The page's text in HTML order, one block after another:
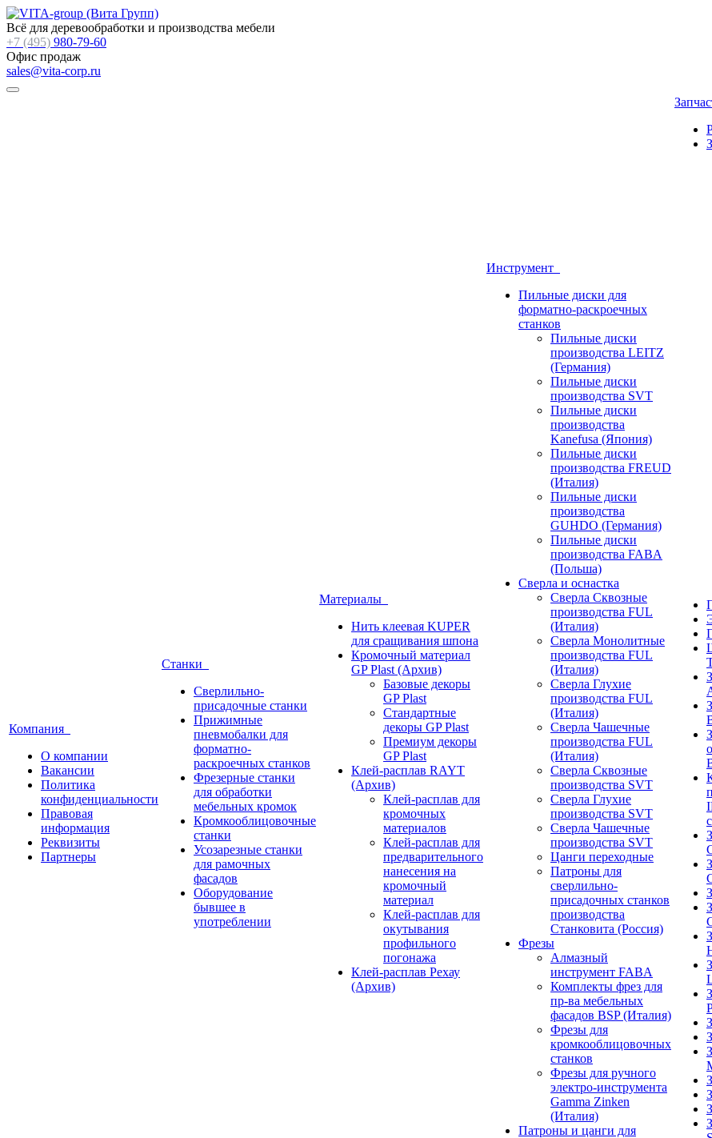
Всё для деревообработки и производства мебели
+7 (495) 980-79-60
Офис продаж
sales@vita-corp.ru
Компания
О компании
Вакансии
Политика
конфиденциальности
Правовая
информация
Реквизиты
Партнеры
Станки
Сверлильно-
присадочные станки
Прижимные
пневмобалки для
форматно-
раскроечных станков
Фрезерные станки
для обработки
мебельных кромок
Кромкооблицовочные
станки
Усозарезные станки
для рамочных
фасадов
Оборудование
бывшее в
употреблении
Материалы
Нить клеевая KUPER
для сращивания шпона
Кромочный материал
GP Plast (Архив)
Базовые декоры
GP Plast
Стандартные
декоры GP Plast
Премиум декоры
GP Plast
Клей-расплав RAYT
(Архив)
Клей-расплав для
кромочных
материалов
Клей-расплав для
предварительного
нанесения на
кромочный
материал
Клей-расплав для
окутывания
профильного
погонажа
Клей-расплав Рехау
(Архив)
Инструмент
Пильные диски для
форматно-раскроечных
станков
Пильные диски
производства LEITZ
(Германия)
Пильные диски
производства SVT
Пильные диски
производства
Kanefusa (Япония)
Пильные диски
производства FREUD
(Италия)
Пильные диски
производства
GUHDO (Германия)
Пильные диски
производства FABA
(Польша)
Сверла и оснастка
Сверла Сквозные
производства FUL
(Италия)
Сверла Монолитные
производства FUL
(Италия)
Сверла Глухие
производства FUL
(Италия)
Сверла Чашечные
производства FUL
(Италия)
Сверла Сквозные
производства SVT
Сверла Глухие
производства SVT
Сверла Чашечные
производства SVT
Цанги переходные
Патроны для
сверлильно-
присадочных станков
производства
Станковита (Россия)
Фрезы
Алмазный
инструмент FABA
Комплекты фрез для
пр-ва мебельных
фасадов BSP (Италия)
Фрезы для
кромкооблицовочных
станков
Фрезы для ручного
электро-инструмента
Gamma Zinken
(Италия)
Патроны и цанги для